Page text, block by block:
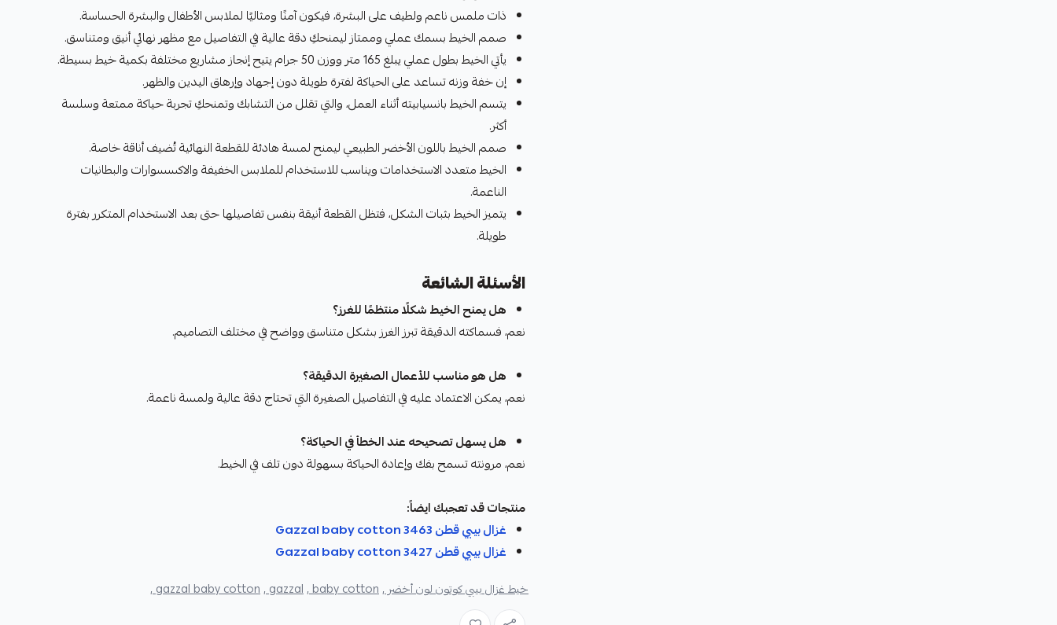
ذات ملمس ناعم ولطيف على البشرة، فيكون آمنًا ومثاليًا لملابس الأطفال والبشرة الحساسة.
صمم الخيط بسمك عملي وممتاز ليمنحكِ دقة عالية في التفاصيل مع مظهر نهائي أنيق ومتناسق.
يأتي الخيط بطول عملي يبلغ 165 متر ووزن 50 جرام يتيح إنجاز مشاريع مختلفة بكمية خيط بسيطة.
إن خفة وزنه تساعد على الحياكة لفترة طويلة دون إجهاد وإرهاق اليدين والظهر.
يتسم الخيط بانسيابيته أثناء العمل، والتي تقلل من التشابك وتمنحكِ تجربة حياكة ممتعة وسلسة
أكثر.
صمم الخيط باللون الأخضر الطبيعي ليمنح لمسة هادئة للقطعة النهائية تُضيف أناقة خاصة.
الخيط متعدد الاستخدامات ويناسب للاستخدام للملابس الخفيفة والاكسسوارات والبطانيات
الناعمة.
يتميز الخيط بثبات الشكل، فتظل القطعة أنيقة بنفس تفاصيلها حتى بعد الاستخدام المتكرر بفترة
طويلة.
الأسئلة الشائعة
هل يمنح الخيط شكلًا منتظمًا للغرز؟
نعم، فسماكته الدقيقة تبرز الغرز بشكل متناسق وواضح في مختلف التصاميم.
هل هو مناسب للأعمال الصغيرة الدقيقة؟
نعم، يمكن الاعتماد عليه في التفاصيل الصغيرة التي تحتاج دقة عالية ولمسة ناعمة.
هل يسهل تصحيحه عند الخطأ في الحياكة؟
نعم، مرونته تسمح بفك وإعادة الحياكة بسهولة دون تلف في الخيط.
منتجات قد تعجبك ايضاً:
غزال بيبي قطن Gazzal baby cotton 3463
غزال بيبي قطن Gazzal baby cotton 3427
خيط غزال بيبي كوتون لون أخضر ,baby cotton ,
gazzal ,
gazzal baby cotton ,